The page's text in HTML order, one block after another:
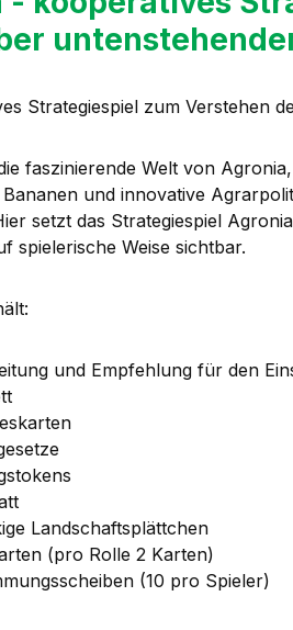
Strategiespiel zum Verstehen
faszinierende Welt von
und innovative
setzt das Strategiespiel
spielerische Weise sichtbar.
und Empfehlung für den
Landschaftsplättchen
(pro Rolle 2 Karten)
(10 pro Spieler)